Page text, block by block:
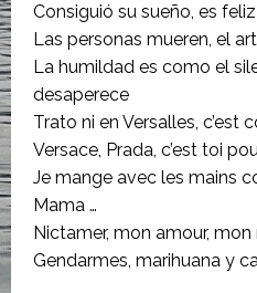
Consiguió su sueño, es
Las personas mueren, el
La humildad es como el
desaperece
Trato ni en Versalles, c’est
Versace, Prada, c’est toi
Je mange avec les mains
Mama …
Nictamer, mon amour,
Gendarmes, marihuana y